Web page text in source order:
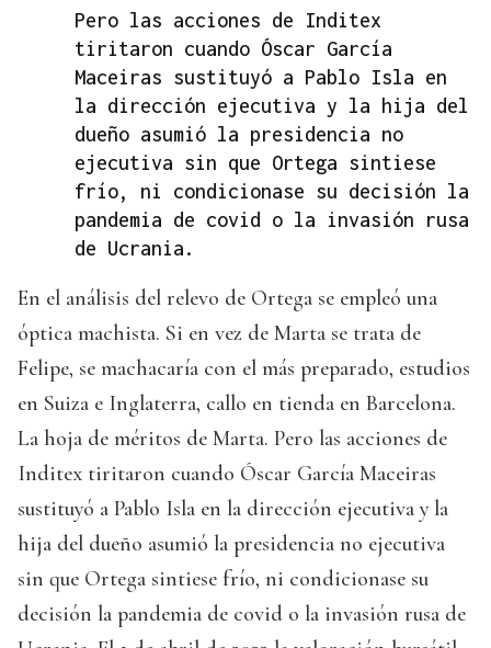
Pero las acciones de Inditex
tiritaron cuando Óscar García
Maceiras sustituyó a Pablo Isla en
la dirección ejecutiva y la hija del
dueño asumió la presidencia no
ejecutiva sin que Ortega sintiese
frío, ni condicionase su decisión la
pandemia de covid o la invasión rusa
de Ucrania.
En el análisis del relevo de Ortega se empleó una
óptica machista. Si en vez de Marta se trata de
Felipe, se machacaría con el más preparado, estudios
en Suiza e Inglaterra, callo en tienda en Barcelona.
La hoja de méritos de Marta. Pero las acciones de
Inditex tiritaron cuando Óscar García Maceiras
sustituyó a Pablo Isla en la dirección ejecutiva y la
hija del dueño asumió la presidencia no ejecutiva
sin que Ortega sintiese frío, ni condicionase su
decisión la pandemia de covid o la invasión rusa de